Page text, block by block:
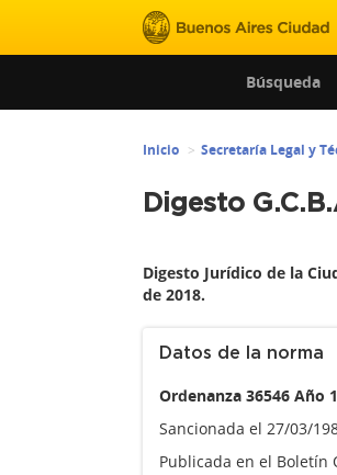
Búsqueda
Inicio Secretaría Legal y
Digesto
Digesto Jurídico de la
de 2018.
Datos de la norma
Ordenanza 36546 Año
Sancionada el 27/03/
Publicada en el Boletín